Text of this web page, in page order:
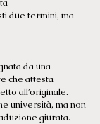
due termini, ma
da una
che attesta
all’originale.
università, ma non
giurata.